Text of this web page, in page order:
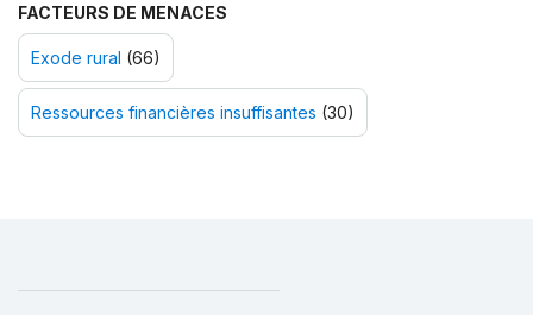
FACTEURS DE MENACES
Exode rural (66)
Ressources financières insuffisantes (30)